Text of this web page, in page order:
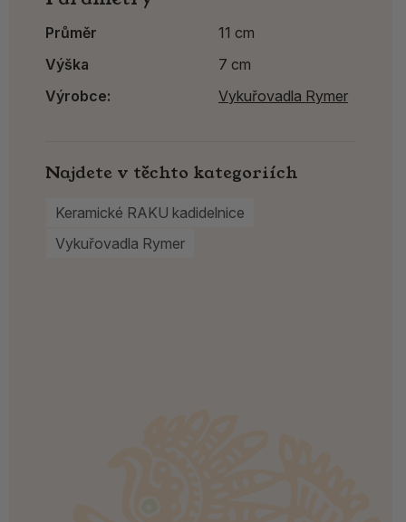
Průměr
11 cm
Výška
7 cm
Výrobce:
Vykuřovadla Rymer
Najdete v těchto kategoriích
Keramické RAKU kadidelnice
Vykuřovadla Rymer